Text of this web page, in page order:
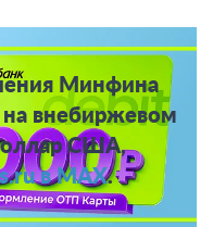
Минфина
внебиржевом
США,
в MAX.